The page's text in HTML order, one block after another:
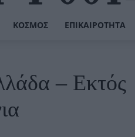
ΚΌΣΜΟΣ ΕΠΙΚΑΙΡΌΤΗΤΑ
– Εκτός